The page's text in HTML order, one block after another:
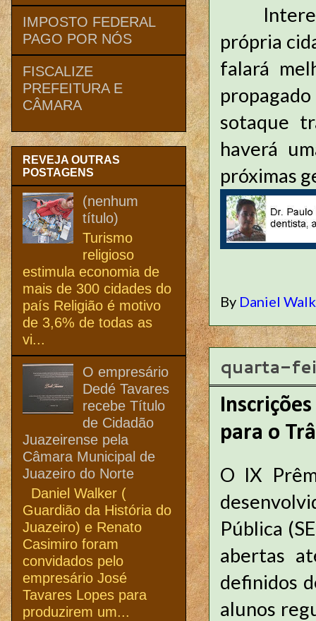
própria
falará
sotaque
haverá
próximas
By Daniel
quarta-
para o
O IX
Pública
abertas
definidos
alunos
IMPOSTO FEDERAL
PAGO POR NÓS
FISCALIZE
PREFEITURA E
CÂMARA
REVEJA OUTRAS
POSTAGENS
(nenhum
título)
Turismo
religioso
estimula economia de
mais de 300 cidades do
país Religião é motivo
de 3,6% de todas as
vi...
O empresário
Dedé Tavares
recebe Título
de Cidadão
Juazeirense pela
Câmara Municipal de
Juazeiro do Norte
Daniel Walker (
Guardião da História do
Juazeiro) e Renato
Casimiro foram
convidados pelo
empresário José
Tavares Lopes para
produzirem um...